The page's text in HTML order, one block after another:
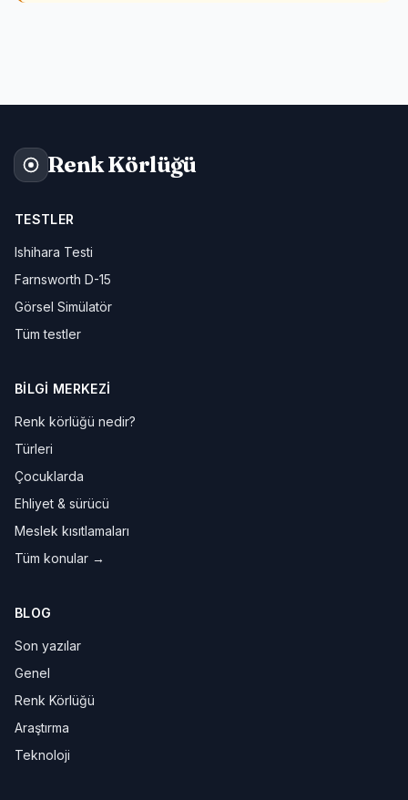
Renk Körlüğü
TESTLER
Ishihara Testi
Farnsworth D-15
Görsel Simülatör
Tüm testler
BILGI MERKEZI
Renk körlüğü nedir?
Türleri
Çocuklarda
Ehliyet & sürücü
Meslek kısıtlamaları
Tüm konular →
BLOG
Son yazılar
Genel
Renk Körlüğü
Araştırma
Teknoloji